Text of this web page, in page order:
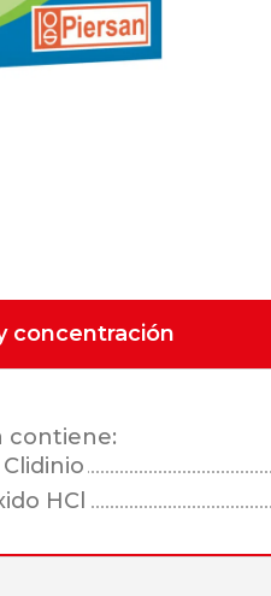
concentración
contiene:
HCl